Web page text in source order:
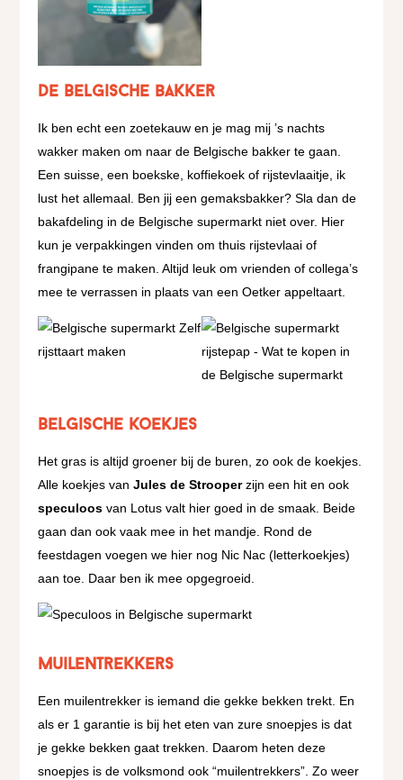
De Belgische bakker
Ik ben echt een zoetekauw en je mag mij ’s nachts
wakker maken om naar de Belgische bakker te gaan.
Een suisse, een boekske, koffiekoek of rijstevlaaitje, ik
lust het allemaal. Ben jij een gemaksbakker? Sla dan de
bakafdeling in de Belgische supermarkt niet over. Hier
kun je verpakkingen vinden om thuis rijstevlaai of
frangipane te maken. Altijd leuk om vrienden of collega’s
mee te verrassen in plaats van een Oetker appeltaart.
Belgische koekjes
Het gras is altijd groener bij de buren, zo ook de koekjes.
Alle koekjes vanJules de Strooperzijn een hit en ook
speculoos van Lotus valt hier goed in de smaak. Beide
gaan dan ook vaak mee in het mandje. Rond de
feestdagen voegen we hier nog Nic Nac (letterkoekjes)
aan toe. Daar ben ik mee opgegroeid.
Muilentrekkers
Een muilentrekker is iemand die gekke bekken trekt. En
als er 1 garantie is bij het eten van zure snoepjes is dat
je gekke bekken gaat trekken. Daarom heten deze
snoepjes is de volksmond ook “muilentrekkers”. Zo weer